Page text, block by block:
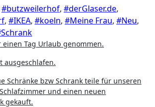
#butzweilerhof, #derGlaser.de,
, #IKEA, #koeln, #Meine Frau, #Neu,
einen Tag Urlaub genommen.
ausgeschlafen.
Schränke bzw Schrank teile für unseren
und einen neuen
gekauft.